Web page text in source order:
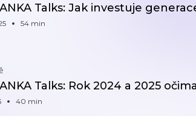
Talks: Jak investuje
54 min
Talks: Rok 2024 a 2025
40 min